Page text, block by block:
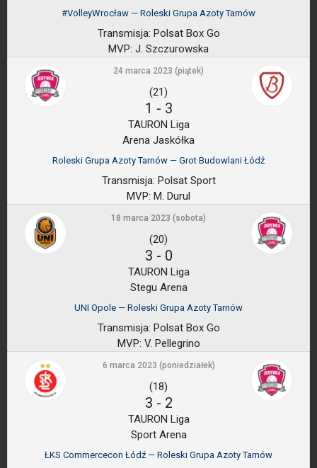
#VolleyWrocław — Roleski Grupa Azoty Tarnów
Transmisja: Polsat Box Go
MVP: J. Szczurowska
24 marca 2023 (piątek)
(21)
1 - 3
TAURON Liga
Arena Jaskółka
Roleski Grupa Azoty Tarnów — Grot Budowlani Łódź
Transmisja: Polsat Sport
MVP: M. Durul
18 marca 2023 (sobota)
(20)
3 - 0
TAURON Liga
Stegu Arena
UNI Opole — Roleski Grupa Azoty Tarnów
Transmisja: Polsat Box Go
MVP: V. Pellegrino
6 marca 2023 (poniedziałek)
(18)
3 - 2
TAURON Liga
Sport Arena
ŁKS Commercecon Łódź — Roleski Grupa Azoty Tarnów